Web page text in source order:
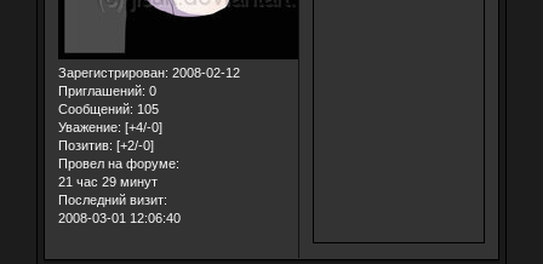
Зарегистрирован: 2008-02-12
Приглашений: 0
Сообщений: 105
Уважение: [+4/-0]
Позитив: [+2/-0]
Провел на форуме:
21 час 29 минут
Последний визит:
2008-03-01 12:06:40